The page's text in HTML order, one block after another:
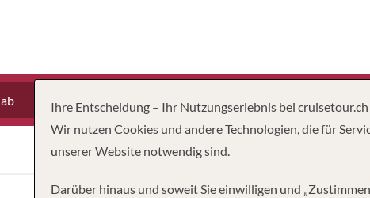
ab Erwachsene Kinder
Reset 2 Erwachsene
Ihre Entscheidung – Ihr Nutzungserlebnis bei cruisetour.ch
Wir nutzen Cookies und andere Technologien, die für
unserer Website notwendig sind.
Darüber hinaus und soweit Sie einwilligen und